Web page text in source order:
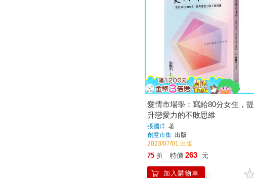
愛情市場學：寫給80分女生，提
升戀愛力的不敗思維
張國洋 著
創意市集 出版
2023/07/01 出版
75 折 特價 263 元
加入購物車